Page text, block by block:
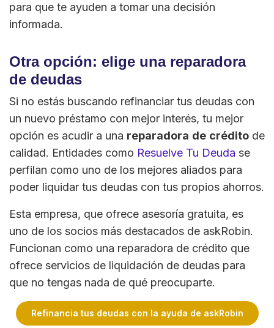
para que te ayuden a tomar una decisión
informada.
Otra opción: elige una reparadora
de deudas
Si no estás buscando refinanciar tus deudas con
un nuevo préstamo con mejor interés, tu mejor
opción es acudir a una reparadora de crédito de
calidad. Entidades como Resuelve Tu Deuda se
perfilan como uno de los mejores aliados para
poder liquidar tus deudas con tus propios ahorros.
Esta empresa, que ofrece asesoría gratuita, es
uno de los socios más destacados de askRobin.
Funcionan como una reparadora de crédito que
ofrece servicios de liquidación de deudas para
que no tengas nada de qué preocuparte.
Refinancia tus deudas con la ayuda de askRobin